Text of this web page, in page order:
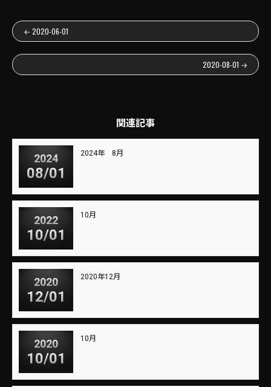
← 2020-06-01
2020-08-01 →
関連記事
2024
08/01
2024年 8月
2022
10/01
10月
2020
12/01
2020年12月
2020
10/01
10月